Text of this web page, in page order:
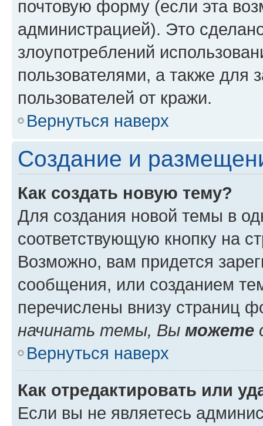
почтовую форму (если эта
администрацией). Это
злоупотреблений
пользователями, а также для
пользователей от кражи.
Вернуться наверх
Создание и
Как создать новую тему?
Для создания новой темы в
соответствующую кнопку на
Возможно, вам придется
сообщения, или созданием
перечислены внизу страниц
начинать темы, Вы можете
Вернуться наверх
Как отредактировать или
Если вы не являетесь